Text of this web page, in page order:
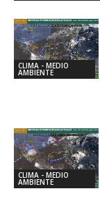
CLIMA - MEDIO
AMBIENTE
CLIMA - MEDIO
AMBIENTE